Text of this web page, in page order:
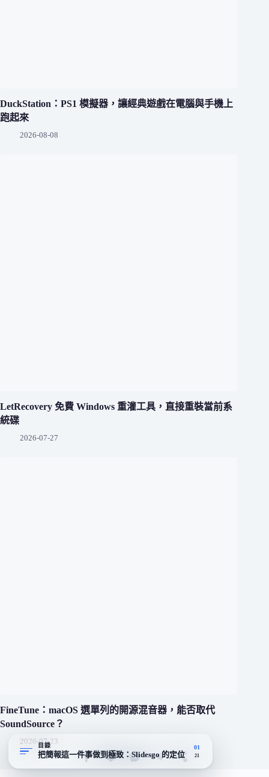
DuckStation：PS1 模擬器，讓經典遊戲在電腦與手機上
跑起來
2026-08-08
LetRecovery 免費 Windows 重灌工具，直接重裝當前系
統碟
2026-07-27
FineTune：macOS 選單列的開源混音器，能否取代
SoundSource？
2026-07-23
目錄
把簡報這一件事做到極致：Slidesgo 的定位
01
21